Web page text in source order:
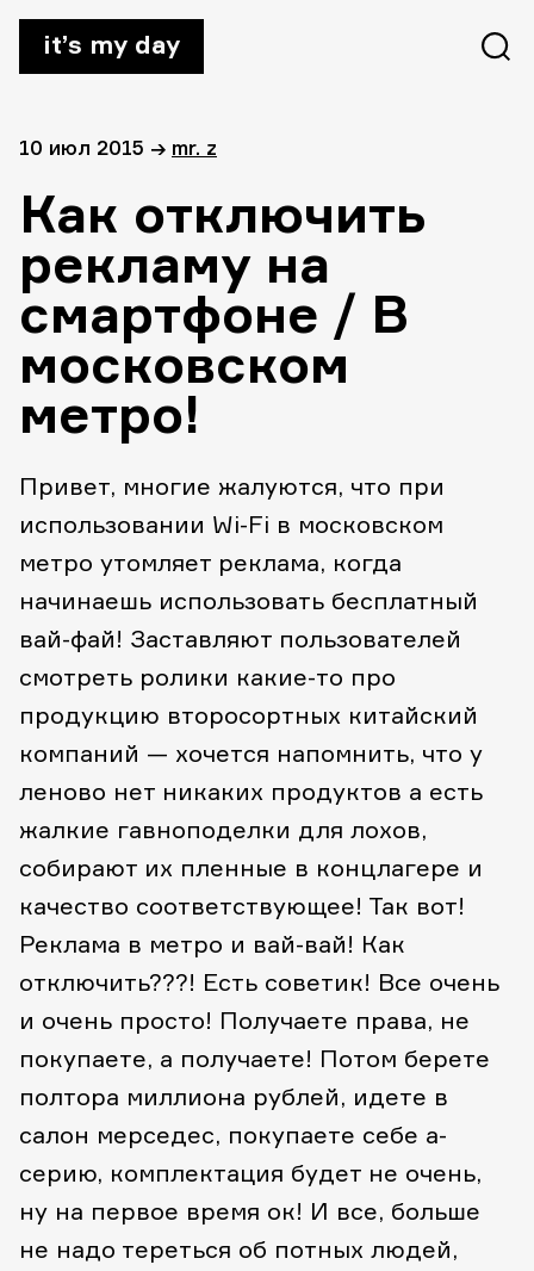
it’s my day
10 июл 2015 → mr. z
Как отключить
рекламу на
смартфоне / В
московском
метро!
Привет, многие жалуются, что при
использовании Wi-Fi в московском
метро утомляет реклама, когда
начинаешь использовать бесплатный
вай-фай! Заставляют пользователей
смотреть ролики какие-то про
продукцию второсортных китайский
компаний — хочется напомнить, что у
леново нет никаких продуктов а есть
жалкие гавноподелки для лохов,
собирают их пленные в концлагере и
качество соответствующее! Так вот!
Реклама в метро и вай-вай! Как
отключить???! Есть советик! Все очень
и очень просто! Получаете права, не
покупаете, а получаете! Потом берете
полтора миллиона рублей, идете в
салон мерседес, покупаете себе а-
серию, комплектация будет не очень,
ну на первое время ок! И все, больше
не надо тереться об потных людей,